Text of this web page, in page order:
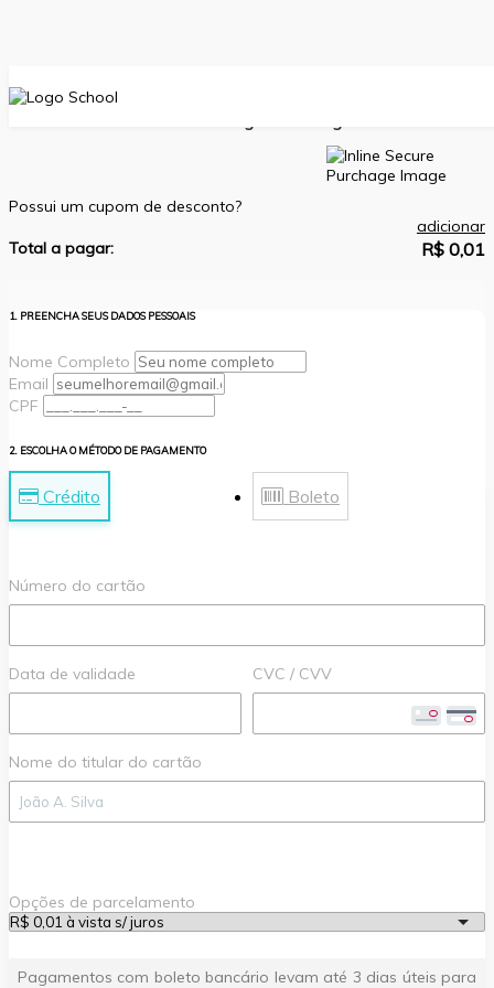
Possui um cupom de desconto?
adicionar
Total a pagar:
R$ 0,01
1. PREENCHA SEUS DADOS PESSOAIS
Nome Completo
Email
CPF
2. ESCOLHA O MÉTODO DE PAGAMENTO
Crédito Boleto
Número do cartão
Data de validade CVC / CVV
Nome do titular do cartão
Opções de parcelamento
Pagamentos com boleto bancário levam até 3 dias úteis para